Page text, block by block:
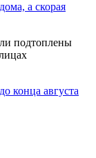
а скорая
подтоплены
конца августа